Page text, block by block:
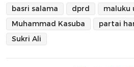
basri salama dprd
maluku
Muhammad Kasuba
partai
Sukri Ali